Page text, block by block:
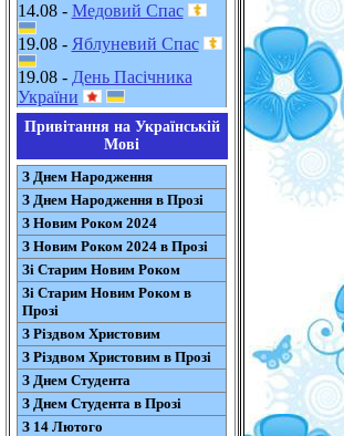
14.08 - Медовий Спас
19.08 - Яблуневий Спас
19.08 - День Пасічника
України
Привітання на Українській
Мові
З Днем Народження
З Днем Народження в Прозі
З Новим Роком 2024
З Новим Роком 2024 в Прозі
Зі Старим Новим Роком
Зі Старим Новим Роком в
Прозі
З Різдвом Христовим
З Різдвом Христовим в Прозі
З Днем Студента
З Днем Студента в Прозі
З 14 Лютого